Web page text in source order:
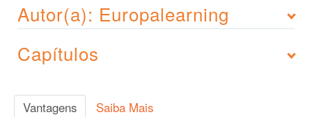
Autor(a): Europalearning
Capítulos
Vantagens Saiba Mais